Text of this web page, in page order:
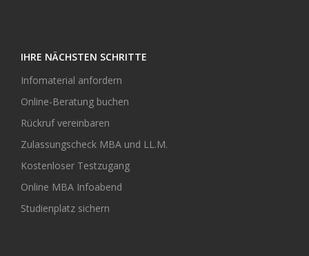
IHRE NÄCHSTEN SCHRITTE
Infomaterial anfordern
Online-Beratung buchen
Rückruf vereinbaren
Zulassungscheck MBA und LL.M.
Kostenloser Testzugang
Online MBA Infoabend
Studienplatz sichern